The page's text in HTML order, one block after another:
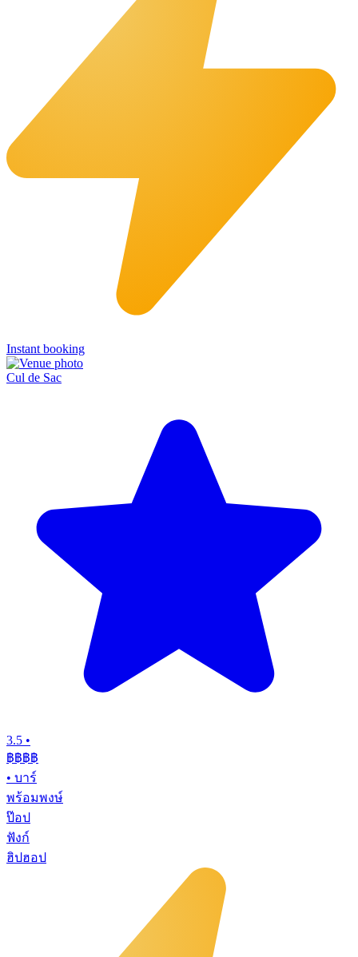
Instant booking
Cul de Sac
3.5 •
฿฿฿฿
• บาร์
พร้อมพงษ์
ป๊อป
ฟังก์
ฮิปฮอป